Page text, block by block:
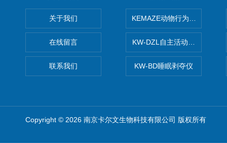
关于我们
在线留言
联系我们
KEMAZE动物行为学分析系统
KW-DZL自主活动转轮系统
KW-BD睡眠剥夺仪
Copyright © 2026 南京卡尔文生物科技有限公司 版权所有